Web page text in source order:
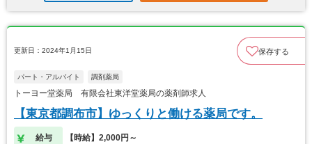
更新日：2024年1月15日 保存する
パート・アルバイト 調剤薬局
トーヨー堂薬局 有限会社東洋堂薬局の薬剤師求人
【東京都調布市】ゆっくりと働ける薬局です。
給与 【時給】2,000円～